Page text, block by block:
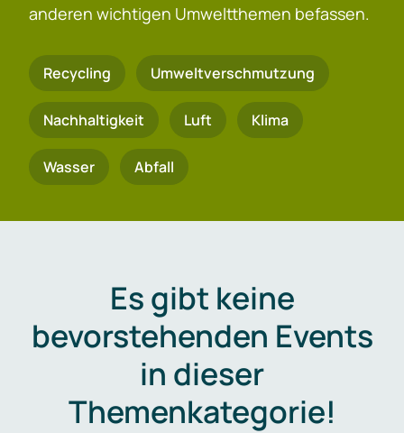
anderen wichtigen Umweltthemen befassen.
Recycling Umweltverschmutzung
Nachhaltigkeit Luft Klima
Wasser Abfall
Es gibt keine
bevorstehenden Events
in dieser
Themenkategorie!